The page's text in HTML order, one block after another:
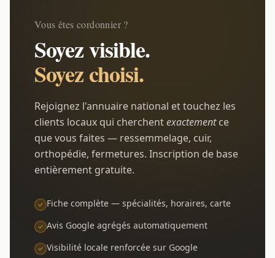
Vous êtes cordonnier ?
Soyez visible.
Soyez choisi.
Rejoignez l'annuaire national et touchez les
clients locaux qui cherchentexactementce
que vous faites — ressemmelage, cuir,
orthopédie, fermetures. Inscription de base
entièrement gratuite.
Fiche complète — spécialités, horaires, carte
Avis Google agrégés automatiquement
Visibilité locale renforcée sur Google